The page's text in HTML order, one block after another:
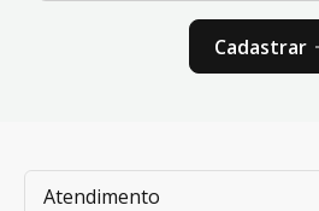
Cadastrar
Atendimento